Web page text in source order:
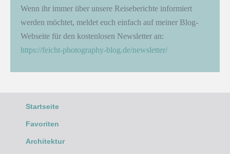
Wenn ihr immer über unsere Reiseberichte informiert
werden möchtet, meldet euch einfach auf meiner Blog-
Webseite für den kostenlosen Newsletter an:
https://feicht-photography-blog.de/newsletter/
Startseite
Favoriten
Architektur